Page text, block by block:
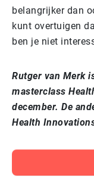
belangrijker dan
kunt overtuigen
ben je niet
Rutger van Merk
masterclass
december. De
Health